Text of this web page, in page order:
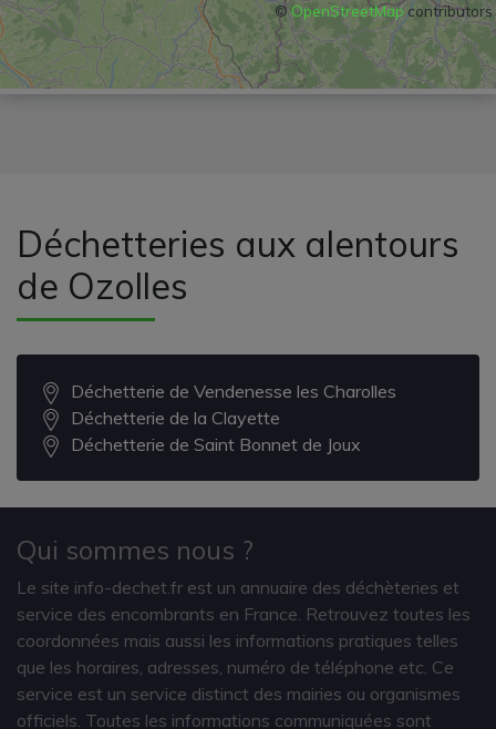
©OpenStreetMapcontributors
Déchetteries aux alentours
de Ozolles
Déchetterie de Vendenesse les Charolles
Déchetterie de la Clayette
Déchetterie de Saint Bonnet de Joux
Qui sommes nous ?
Le site info-dechet.fr est un annuaire des déchèteries et
service des encombrants en France. Retrouvez toutes les
coordonnées mais aussi les informations pratiques telles
que les horaires, adresses, numéro de téléphone etc. Ce
service est un service distinct des mairies ou organismes
officiels. Toutes les informations communiquées sont